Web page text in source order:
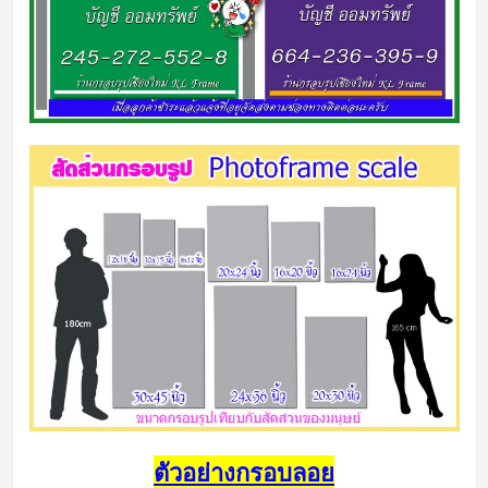
ตัวอย่างกรอบลอย